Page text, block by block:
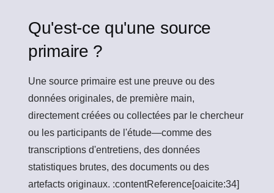
Qu'est-ce qu'une source
primaire ?
Une source primaire est une preuve ou des
données originales, de première main,
directement créées ou collectées par le chercheur
ou les participants de l'étude—comme des
transcriptions d'entretiens, des données
statistiques brutes, des documents ou des
artefacts originaux. :contentReference[oaicite:34]